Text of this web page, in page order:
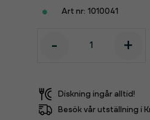
1010041
- +
Diskning ingår alltid!
Besök vår utställning i